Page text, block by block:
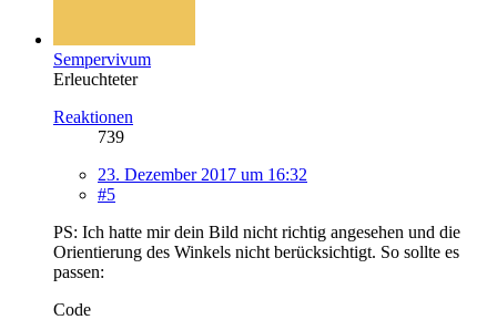
Sempervivum
Erleuchteter
Reaktionen
739
23. Dezember 2017 um 16:32
#5
PS: Ich hatte mir dein Bild nicht richtig angesehen und die
Orientierung des Winkels nicht berücksichtigt. So sollte es
passen:
Code